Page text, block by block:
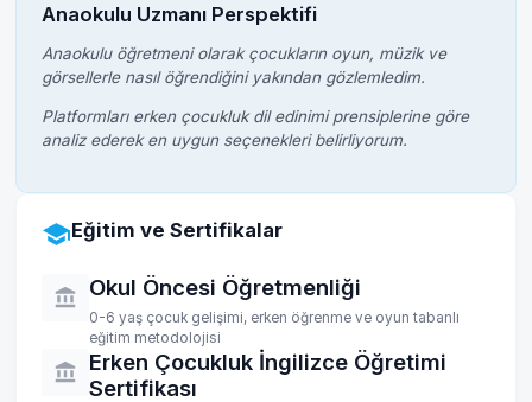
Anaokulu Uzmanı Perspektifi
Anaokulu öğretmeni olarak çocukların oyun, müzik ve
görsellerle nasıl öğrendiğini yakından gözlemledim.
Platformları erken çocukluk dil edinimi prensiplerine göre
analiz ederek en uygun seçenekleri belirliyorum.
Eğitim ve Sertifikalar
Okul Öncesi Öğretmenliği
0-6 yaş çocuk gelişimi, erken öğrenme ve oyun tabanlı
eğitim metodolojisi
Erken Çocukluk İngilizce Öğretimi
Sertifikası